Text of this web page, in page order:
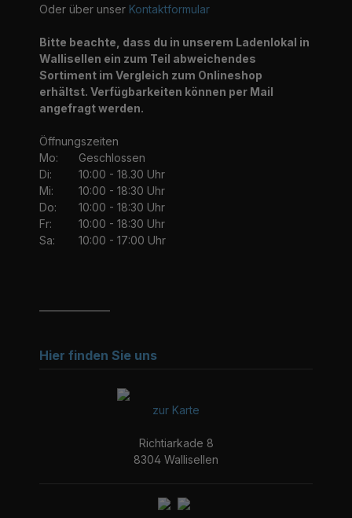
Oder über unser Kontaktformular
Bitte beachte, dass du in unserem Ladenlokal in
Wallisellen ein zum Teil abweichendes
Sortiment im Vergleich zum Onlineshop
erhältst. Verfügbarkeiten können per Mail
angefragt werden.
Öffnungszeiten
Mo:
Geschlossen
Di:
10:00 - 18.30 Uhr
Mi:
10:00 - 18:30 Uhr
Do:
10:00 - 18:30 Uhr
Fr:
10:00 - 18:30 Uhr
Sa:
10:00 - 17:00 Uhr
Hier finden Sie uns
zur Karte
Richtiarkade 8
8304 Wallisellen